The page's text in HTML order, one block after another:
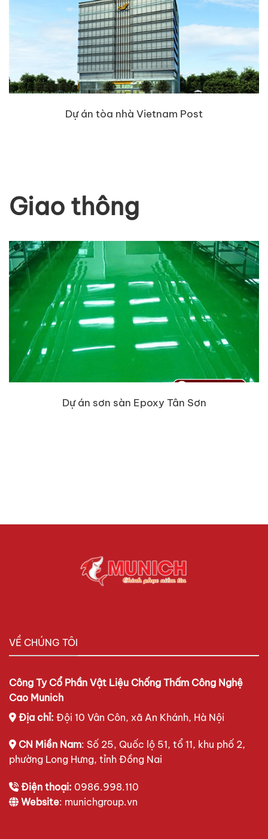
Dự án tòa nhà Vietnam Post
Giao thông
Dự án sơn sàn Epoxy Tân Sơn
VỀ CHÚNG TÔI
Công Ty Cổ Phần Vật Liệu Chống Thấm Công Nghệ
Cao Munich
Địa chỉ: Đội 10 Vân Côn, xã An Khánh, Hà Nội
CN Miền Nam: Số 25, Quốc lộ 51, tổ 11, khu phố 2,
phường Long Hưng, tỉnh Đồng Nai
Điện thoại: 0986.998.110
Website: munichgroup.vn